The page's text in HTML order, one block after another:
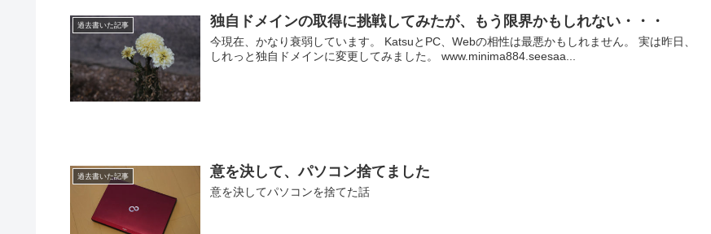
過去書いた記事 独自ドメインの取得に挑戦してみたが、もう限界かもしれない・・・
今現在、かなり衰弱しています。 KatsuとPC、Webの相性は最悪かもしれません。 実は昨日、
しれっと独自ドメインに変更してみました。 www.minima884.seesaa...
過去書いた記事 意を決して、パソコン捨てました
意を決してパソコンを捨てた話